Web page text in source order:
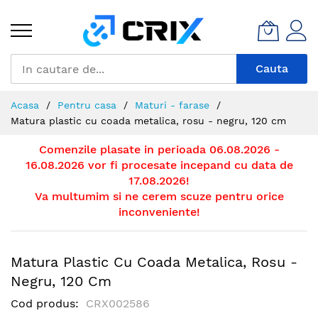
Continut
Cauta
Acasa Pentru casa
Maturi - farase
Matura plastic cu coada metalica, rosu - negru, 120 cm
Comenzile plasate in perioada 06.08.2026 -
16.08.2026 vor fi procesate incepand cu data de
17.08.2026!
Va multumim si ne cerem scuze pentru orice
inconveniente!
Matura Plastic Cu Coada Metalica, Rosu -
Negru, 120 Cm
Cod produs CRX002586